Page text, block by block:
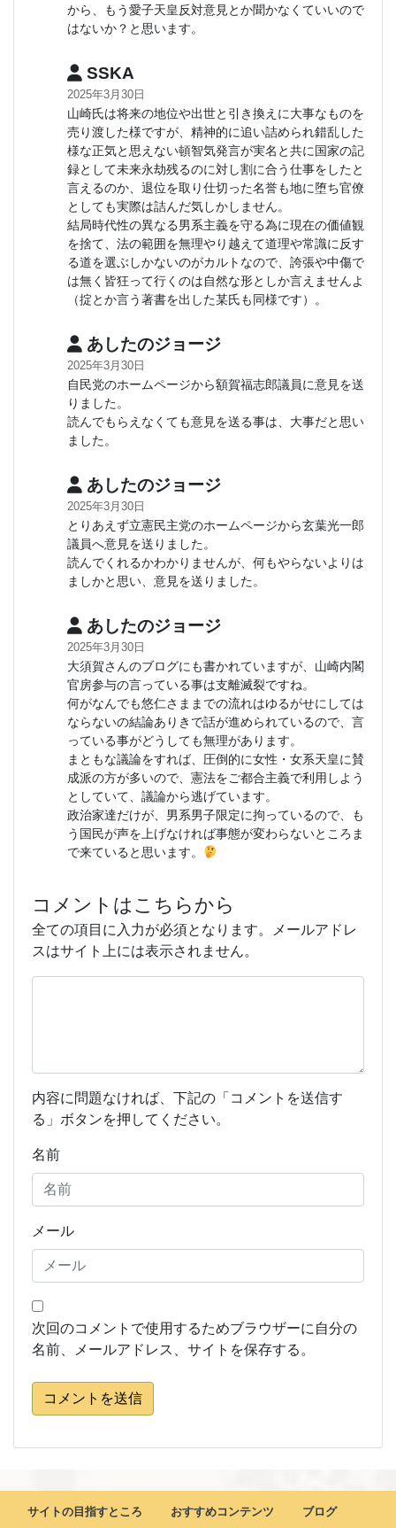
から、もう愛子天皇反対意見とか聞かなくていいので
はないか？と思います。
SSKA
2025年3月30日
山崎氏は将来の地位や出世と引き換えに大事なものを
売り渡した様ですが、精神的に追い詰められ錯乱した
様な正気と思えない頓智気発言が実名と共に国家の記
録として未来永劫残るのに対し割に合う仕事をしたと
言えるのか、退位を取り仕切った名誉も地に堕ち官僚
としても実際は詰んだ気しかしません。
結局時代性の異なる男系主義を守る為に現在の価値観
を捨て、法の範囲を無理やり越えて道理や常識に反す
る道を選ぶしかないのがカルトなので、誇張や中傷で
は無く皆狂って行くのは自然な形としか言えませんよ
（掟とか言う著書を出した某氏も同様です）。
あしたのジョージ
2025年3月30日
自民党のホームページから額賀福志郎議員に意見を送
りました。
読んでもらえなくても意見を送る事は、大事だと思い
ました。
あしたのジョージ
2025年3月30日
とりあえず立憲民主党のホームページから玄葉光一郎
議員へ意見を送りました。
読んでくれるかわかりませんが、何もやらないよりは
ましかと思い、意見を送りました。
あしたのジョージ
2025年3月30日
大須賀さんのブログにも書かれていますが、山崎内閣
官房参与の言っている事は支離滅裂ですね。
何がなんでも悠仁さままでの流れはゆるがせにしては
ならないの結論ありきで話が進められているので、言
っている事がどうしても無理があります。
まともな議論をすれば、圧倒的に女性・女系天皇に賛
成派の方が多いので、憲法をご都合主義で利用しよう
としていて、議論から逃げています。
政治家達だけが、男系男子限定に拘っているので、も
う国民が声を上げなければ事態が変わらないところま
で来ていると思います。
コメントはこちらから
全ての項目に入力が必須となります。メールアドレ
スはサイト上には表示されません。
内容に問題なければ、下記の「コメントを送信す
る」ボタンを押してください。
名前
メール
次回のコメントで使用するためブラウザーに自分の
名前、メールアドレス、サイトを保存する。
コメントを送信
サイトの目指すところ おすすめコンテンツ ブログ